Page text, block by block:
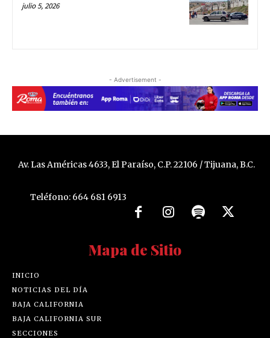
julio 5, 2026
- Advertisement -
Av. Las Américas 4633, El Paraíso, C.P. 22106 / Tijuana, B.C.
Teléfono: 664 681 6913
Mapa de Sitio
INICIO
NOTICIAS DEL DÍA
BAJA CALIFORNIA
BAJA CALIFORNIA SUR
SECCIONES